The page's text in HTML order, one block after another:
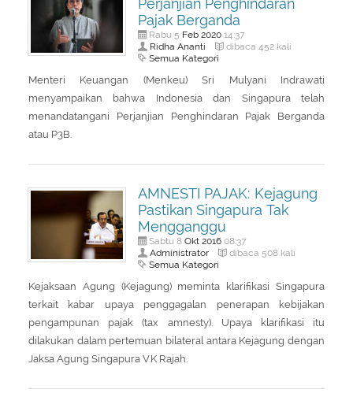
Pajak Berganda
Rabu 5 Feb 202014:37
Ridha Ananti dibaca 452 kali
Semua Kategori
Menteri Keuangan (Menkeu) Sri Mulyani Indrawati
menyampaikan bahwa Indonesia dan Singapura telah
menandatangani Perjanjian Penghindaran Pajak Berganda
atau P3B.
AMNESTI PAJAK: Kejagung
Pastikan Singapura Tak
Mengganggu
Sabtu 8 Okt 201608:37
Administrator dibaca 508 kali
Semua Kategori
Kejaksaan Agung (Kejagung) meminta klarifikasi Singapura
terkait kabar upaya penggagalan penerapan kebijakan
pengampunan pajak (tax amnesty). Upaya klarifikasi itu
dilakukan dalam pertemuan bilateral antara Kejagung dengan
Jaksa Agung Singapura V.K Rajah.